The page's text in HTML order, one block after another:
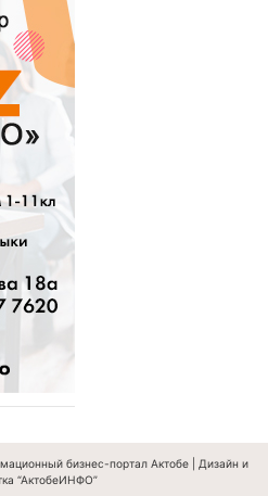
бизнес-портал Актобе
Дизайн и
“АктобеИНФО”